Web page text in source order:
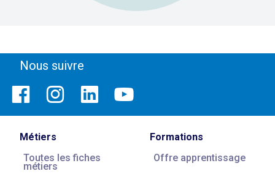
Nous suivre
Métiers
Toutes les fiches
métiers
Formations
Offre apprentissage